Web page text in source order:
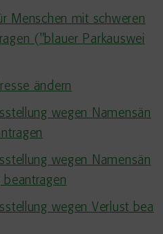
Menschen mit schweren
("blauer Parkauswei
ändern
wegen Namensän
wegen Namensän
beantragen
wegen Verlust bea